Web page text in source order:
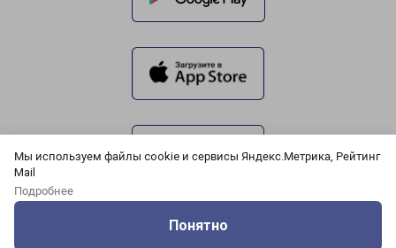
Мы используем файлы cookie и сервисы Яндекс.Метрика, Рейтинг
Mail
Подробнее
Понятно